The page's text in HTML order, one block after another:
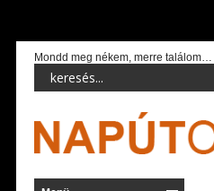
Mondd meg nékem, merre találom…